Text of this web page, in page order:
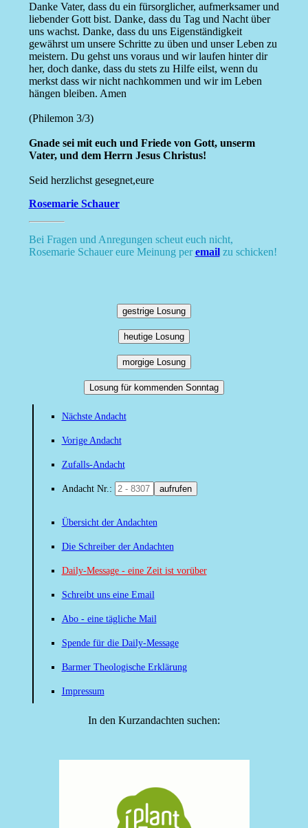
Danke Vater, dass du ein fürsorglicher, aufmerksamer und
liebender Gott bist. Danke, dass du Tag und Nacht über
uns wachst. Danke, dass du uns Eigenständigkeit
gewährst um unsere Schritte zu üben und unser Leben zu
meistern. Du gehst uns voraus und wir laufen hinter dir
her, doch danke, dass du stets zu Hilfe eilst, wenn du
merkst dass wir nicht nachkommen und wir im Leben
hängen bleiben. Amen
(Philemon 3/3)
Gnade sei mit euch und Friede von Gott, unserm
Vater, und dem Herrn Jesus Christus!
Seid herzlichst gesegnet,eure
Rosemarie Schauer
Bei Fragen und Anregungen scheut euch nicht,
Rosemarie Schauer eure Meinung peremailzu schicken!
gestrige Losung
heutige Losung
morgige Losung
Losung für kommenden Sonntag
Nächste Andacht
Vorige Andacht
Zufalls-Andacht
Andacht Nr.: aufrufen
Übersicht der Andachten
Die Schreiber der Andachten
Daily-Message - eine Zeit ist vorüber
Schreibt uns eine Email
Abo - eine tägliche Mail
Spende für die Daily-Message
Barmer Theologische Erklärung
Impressum
In den Kurzandachten suchen: